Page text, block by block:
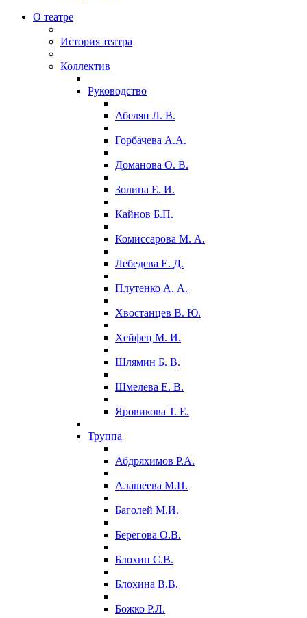
О театре
История театра
Коллектив
Руководство
Абелян Л. В.
Горбачева А.А.
Доманова О. В.
Золина Е. И.
Кайнов Б.П.
Комиссарова М. А.
Лебедева Е. Д.
Плутенко А. А.
Хвостанцев В. Ю.
Хейфец М. И.
Шлямин Б. В.
Шмелева Е. В.
Яровикова Т. Е.
Труппа
Абдряхимов Р.А.
Алашеева М.П.
Баголей М.И.
Берегова О.В.
Блохин С.В.
Блохина В.В.
Божко Р.Л.